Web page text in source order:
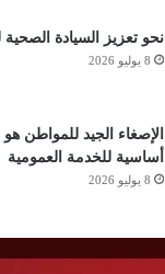
نحو تعزيز السيادة الصحية
8 يوليو 2026
الإصغاء الجيد للمواطن
أساسية للخدمة العمومية
8 يوليو 2026